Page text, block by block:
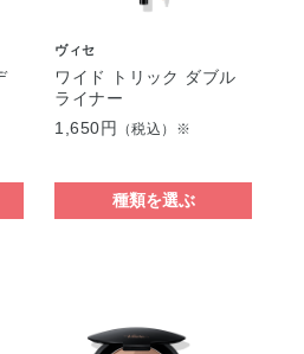
ヴィセ
ワイド トリック ダブル
ライナー
1,650円
（税込）※
種類を選ぶ